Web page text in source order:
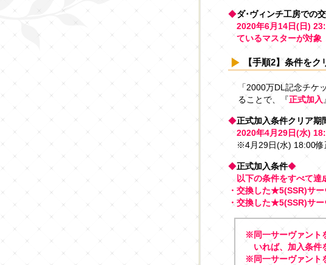
◆ダ･ヴィンチ工房での
2020年6月14日(日)
ているマスターが対象
【手順2】条件をク
「2000万DL記念チケ
ることで、『正式加入
◆正式加入条件クリア期
2020年4月29日(水)
※4月29日(水) 18:00修
◆正式加入条件◆
以下の条件をすべて達
・交換した★5(SSR)サ
・交換した★5(SSR)サ
※同一サーヴァント
いれば、加入条件
※同一サーヴァント